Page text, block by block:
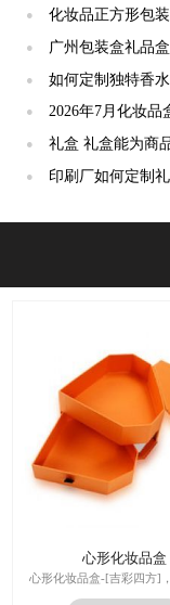
[吉彩四方]
●
化妆品正方形包
定的[吉彩四方]
●
广州包装盒礼品盒定制 厂家定制礼
子[吉彩四方]
●
如何定制独特香水包装盒 定制
方法[吉彩四方]
●
2026年7月化妆品
价、量产不降配
●
礼盒 礼盒能为商
厂家浅谈
● 印刷厂如何定制
心形化妆品盒
心形化妆品盒-[吉彩四方]
走心的礼品包装